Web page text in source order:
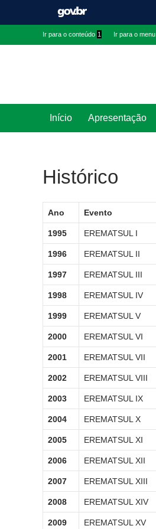
para
para
Ir para o conteúdo 1 Ir para o menu
Início Apresentação
Histórico
Ano Evento
1995 EREMATSUL I
1996 EREMATSUL II
1997 EREMATSUL III
1998 EREMATSUL IV
1999 EREMATSUL V
2000 EREMATSUL VI
2001 EREMATSUL VII
2002 EREMATSUL VIII
2003 EREMATSUL IX
2004 EREMATSUL X
2005 EREMATSUL XI
2006 EREMATSUL XII
2007 EREMATSUL XIII
2008 EREMATSUL XIV
2009 EREMATSUL XV